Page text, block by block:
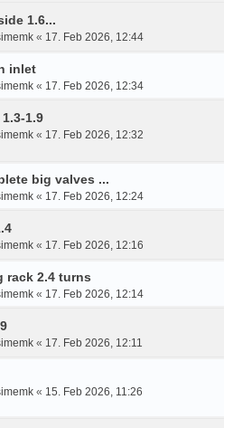
1.6...
« 17. Feb 2026, 12:44
inlet
« 17. Feb 2026, 12:34
1.9
« 17. Feb 2026, 12:32
big valves ...
« 17. Feb 2026, 12:24
« 17. Feb 2026, 12:16
rack 2.4 turns
« 17. Feb 2026, 12:14
« 17. Feb 2026, 12:11
« 15. Feb 2026, 11:26